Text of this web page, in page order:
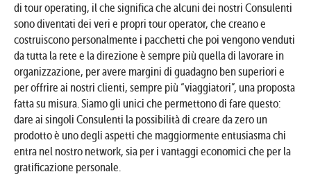
di tour operating, il che significa che alcuni dei nostri Consulenti
sono diventati dei veri e propri tour operator, che creano e
costruiscono personalmente i pacchetti che poi vengono venduti
da tutta la rete e la direzione è sempre più quella di lavorare in
organizzazione, per avere margini di guadagno ben superiori e
per offrire ai nostri clienti, sempre più “viaggiatori”, una proposta
fatta su misura. Siamo gli unici che permettono di fare questo:
dare ai singoli Consulenti la possibilità di creare da zero un
prodotto è uno degli aspetti che maggiormente entusiasma chi
entra nel nostro network, sia per i vantaggi economici che per la
gratificazione personale.